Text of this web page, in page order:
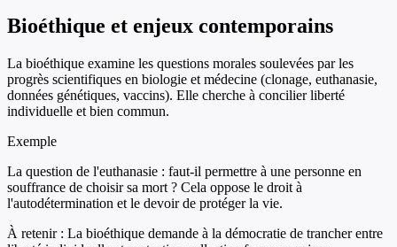
Bioéthique et enjeux contemporains
La bioéthique examine les questions morales soulevées par les
progrès scientifiques en biologie et médecine (clonage, euthanasie,
données génétiques, vaccins). Elle cherche à concilier liberté
individuelle et bien commun.
Exemple
La question de l'euthanasie : faut-il permettre à une personne en
souffrance de choisir sa mort ? Cela oppose le droit à
l'autodétermination et le devoir de protéger la vie.
À retenir : La bioéthique demande à la démocratie de trancher entre